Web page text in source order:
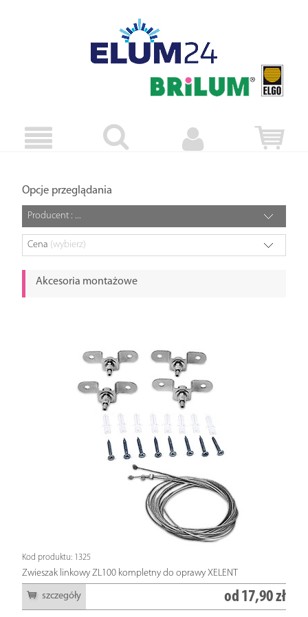
Opcje przeglądania
Producent : ...
Cena (wybierz)
Akcesoria montażowe
Kod produktu: 1325
Zwieszak linkowy ZL100 kompletny do oprawy XELENT
szczegóły od 17,90 zł